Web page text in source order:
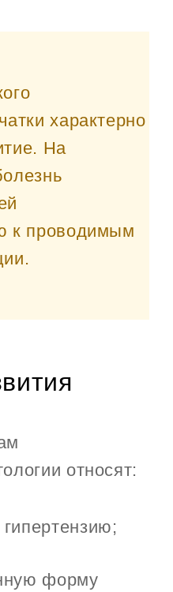
характерно
На
к проводимым
относят:
форму